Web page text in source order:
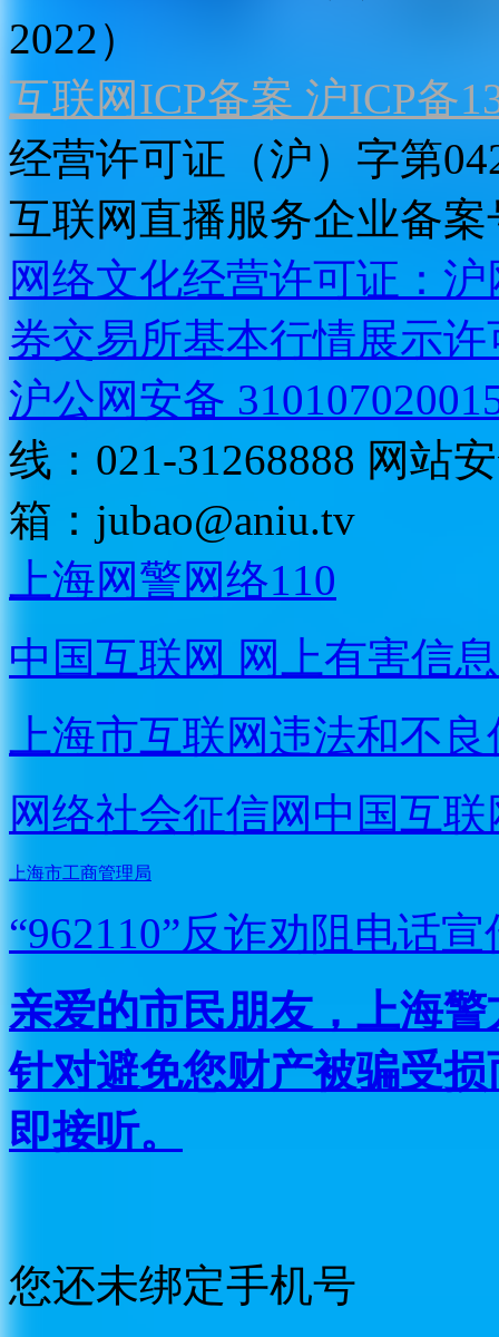
2022）
互联网ICP备案 沪ICP备
经营许可证（沪）字第
互联网直播服务企业备案
网络文化经营许可证：
券交易所基本行情展示许
沪公网安备
线：021-31268888 网站
箱： jubao@aniu.tv
上海网警网络110
中国互联网 网上有害信
上海市互联网违法和不
网络社会征信网 中国互
上海市工商管理局
“962110”反诈劝阻电话宣
亲爱的市民朋友，上海
针对避免您财产被骗受
即接听。
您还未绑定手机号